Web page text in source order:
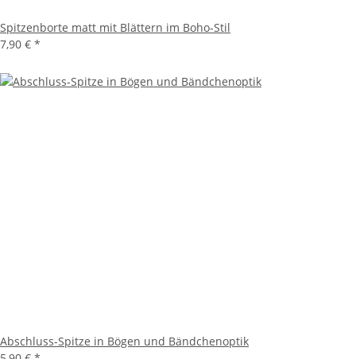
Spitzenborte matt mit Blättern im Boho-Stil
7,90 € *
Abschluss-Spitze in Bögen und Bändchenoptik